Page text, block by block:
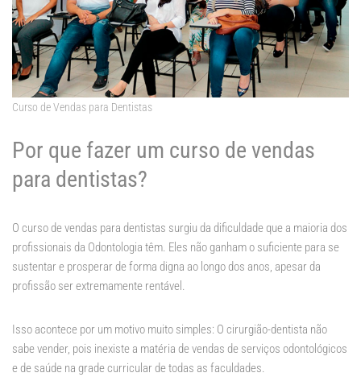
Curso de Vendas para Dentistas
Por que fazer um curso de vendas
para dentistas?
O curso de vendas para dentistas surgiu da dificuldade que a maioria dos
profissionais da Odontologia têm. Eles não ganham o suficiente para se
sustentar e prosperar de forma digna ao longo dos anos, apesar da
profissão ser extremamente rentável.
Isso acontece por um motivo muito simples: O cirurgião-dentista não
sabe vender, pois inexiste a matéria de vendas de serviços odontológicos
e de saúde na grade curricular de todas as faculdades.